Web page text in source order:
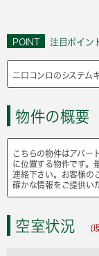
POINT 注目ポイン
二口コンロのシステム
物件の概要
こちらの物件はアパー
に位置する物件です。
連絡下さい。お客様の
確かな情報をご提供い
空室状況 (